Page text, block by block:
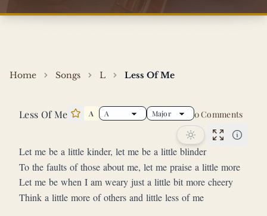
Home Songs L Less Of Me
Less Of Me Star this song
A 0 Comments
Let me be a little kinder, let me be a little blinder
To the faults of those about me, let me praise a little more
Let me be when I am weary just a little bit more cheery
Think a little more of others and little less of me